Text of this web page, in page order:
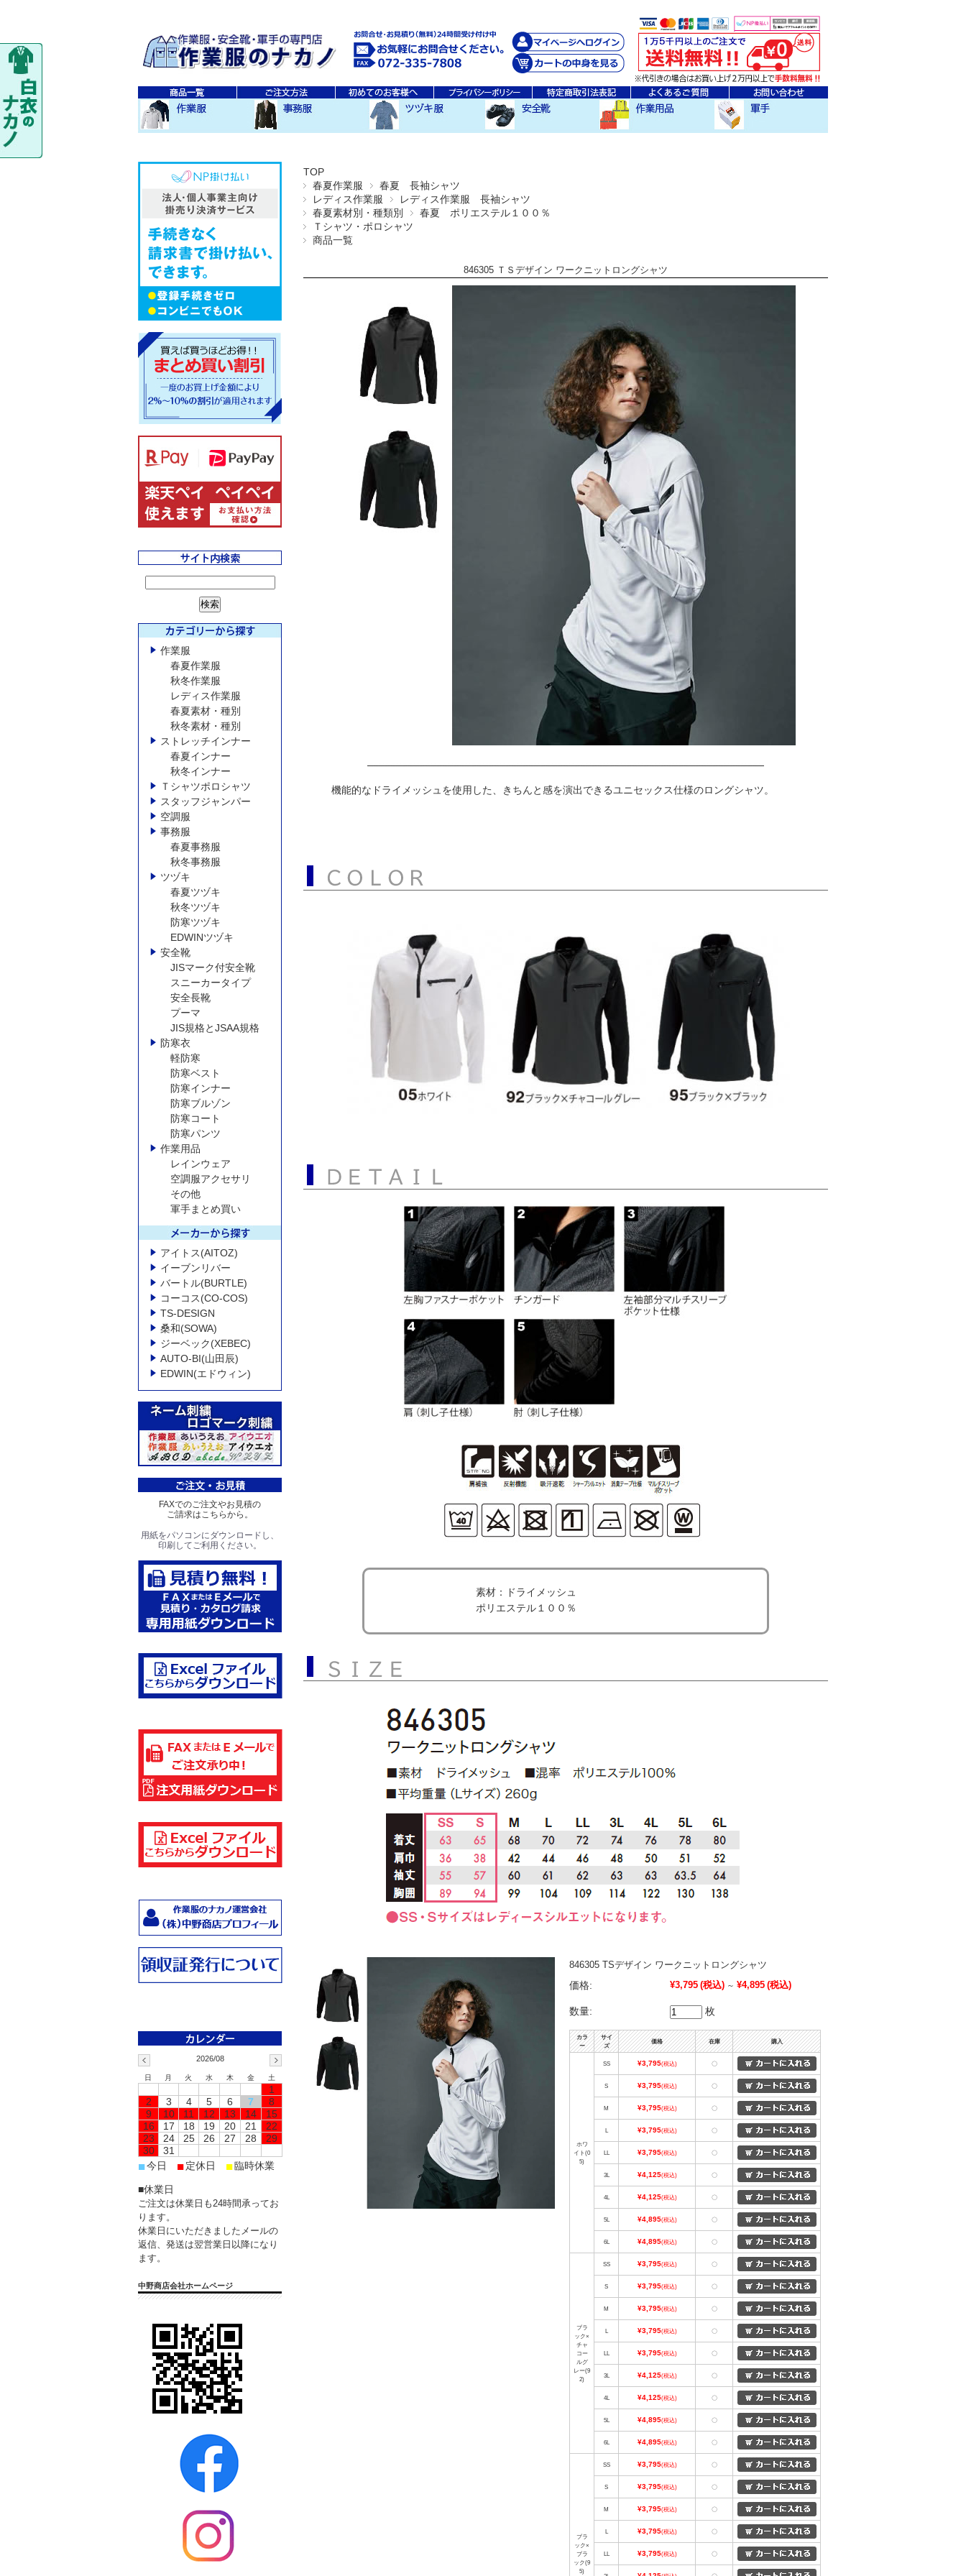
TOP
春夏作業服
春夏 長袖シャツ
レディス作業服
レディス作業服 長袖シャツ
春夏素材別・種類別
春夏 ポリエステル１００％
Ｔシャツ・ポロシャツ
商品一覧
846305 ＴＳデザイン ワークニットロングシャツ
機能的なドライメッシュを使用した、きちんと感を演出できるユニセックス仕様のロングシャツ。
素材：ドライメッシュ
ポリエステル１００％
846305 TSデザイン ワークニットロングシャツ
価格: ¥3,795 (税込) ～ ¥4,895 (税込)
数量: 枚
カラ
ー
サイ
ズ
価格 在庫 購入
ホワ
イト(0
5)
SS ¥3,795(税込) 〇
S ¥3,795(税込) 〇
M ¥3,795(税込) 〇
L ¥3,795(税込) 〇
LL ¥3,795(税込) 〇
3L ¥4,125(税込) 〇
4L ¥4,125(税込) 〇
5L ¥4,895(税込) 〇
6L ¥4,895(税込) 〇
ブラ
ック×
チャ
コー
ルグ
レー(9
2)
SS ¥3,795(税込) 〇
S ¥3,795(税込) 〇
M ¥3,795(税込) 〇
L ¥3,795(税込) 〇
LL ¥3,795(税込) 〇
3L ¥4,125(税込) 〇
4L ¥4,125(税込) 〇
5L ¥4,895(税込) 〇
6L ¥4,895(税込) 〇
ブラ
ック×
ブラ
ック(9
5)
SS ¥3,795(税込) 〇
S ¥3,795(税込) 〇
M ¥3,795(税込) 〇
L ¥3,795(税込) 〇
LL ¥3,795(税込) 〇
作業服
春夏作業服
秋冬作業服
レディス作業服
春夏素材・種別
秋冬素材・種別
ストレッチインナー
春夏インナー
秋冬インナー
Ｔシャツポロシャツ
スタッフジャンパー
空調服
事務服
春夏事務服
秋冬事務服
ツヅキ
春夏ツヅキ
秋冬ツヅキ
防寒ツヅキ
EDWINツヅキ
安全靴
JISマーク付安全靴
スニーカータイプ
安全長靴
プーマ
JIS規格とJSAA規格
防寒衣
軽防寒
防寒ベスト
防寒インナー
防寒ブルゾン
防寒コート
防寒パンツ
作業用品
レインウェア
空調服アクセサリ
その他
軍手まとめ買い
アイトス(AITOZ)
イーブンリバー
バートル(BURTLE)
コーコス(CO-COS)
TS-DESIGN
桑和(SOWA)
ジーベック(XEBEC)
AUTO-BI(山田辰)
EDWIN(エドウィン)
FAXでのご注文やお見積の
ご請求はこちらから。
用紙をパソコンにダウンロードし、
印刷してご利用ください。
2026/08
日 月 火 水 木 金 土
1
2
3 4 5 6 7
8
9
10 11 12 13 14
15
16
17 18 19 20 21
22
23
24 25 26 27 28
29
30
31
■今日 ■定休日 ■臨時休業
■休業日
ご注文は休業日も24時間承ってお
ります。
休業日にいただきましたメールの
返信、発送は翌営業日以降になり
ます。
中野商店会社ホームページ